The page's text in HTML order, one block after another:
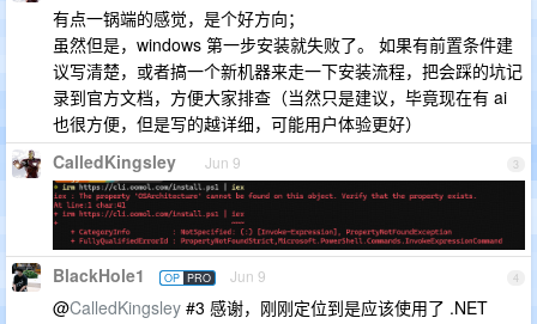
有点一锅端的感觉，是个好方向；
虽然但是，windows 第一步安装就失败了。 如果有前置条件建
议写清楚，或者搞一个新机器来走一下安装流程，把会踩的坑记
录到官方文档，方便大家排查（当然只是建议，毕竟现在有 ai
也很方便，但是写的越详细，可能用户体验更好）
3
CalledKingsley Jun 9
4
BlackHole1 OP PRO Jun 9
@CalledKingsley #3 感谢，刚刚定位到是应该使用了 .NET